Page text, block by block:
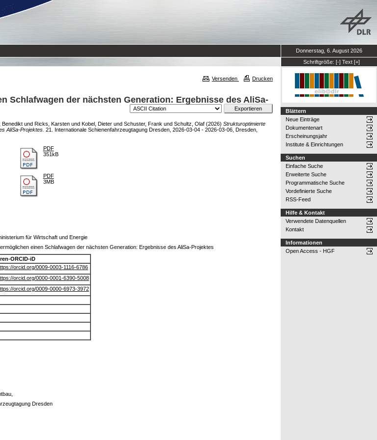
Donnerstag, 6. August 2026
Schriftgröße: [-] Text [+]
Versenden Drucken
Schlafwagen der nächsten Generation: Ergebnisse des AliSa-
Benedikt und Ricks, Karsten und Kobel, Dieter und Schuster, Frank und Schultz, Olaf (2026) Strukturoptimierte
AliSa-Projektes. 21. Internationale Schienenfahrzeugtagung Dresden, 2026-03-04 - 2026-03-06, Dresden,
PDF
351kB
PDF
3MB
für Wirtschaft und Energie
einen Schlafwagen der nächsten Generation: Ergebnisse des AliSa-Projektes
ORCID-iD
orcid.org/0009-0003-1116-6786
orcid.org/0000-0001-6390-5008
orcid.org/0009-0000-6973-3972
Dresden
Blättern
Neue Einträge
Dokumentenart
Erscheinungsjahr
Institute & Einrichtungen
Suchen
Einfache Suche
Erweiterte Suche
Programmatische Suche
Vordefinierte Suche
RSS-Feed
Hilfe & Kontakt
Verwendete Datenquellen
Kontakt
Informationen
Open Access - HGF